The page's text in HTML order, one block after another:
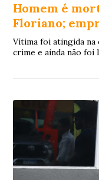
Homem é
Floriano;
Vítima foi atingida na
crime e ainda não foi